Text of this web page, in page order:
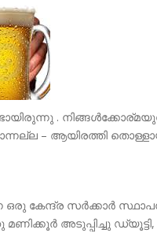
.
– ആയിരത്തി
ഒരു കേന്ദ്ര സർക്കാർ
മണിക്കൂർ അടുപ്പിച്ചു